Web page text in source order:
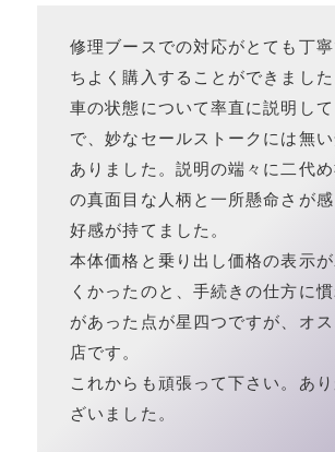
修理ブースでの対応がとても丁
ちよく購入することができました
車の状態について率直に説明し
で、妙なセールストークには無
ありました。説明の端々に二代
の真面目な人柄と一所懸命さが
好感が持てました。
本体価格と乗り出し価格の表示
くかったのと、手続きの仕方に
があった点が星四つですが、オ
店です。
これからも頑張って下さい。あ
ざいました。